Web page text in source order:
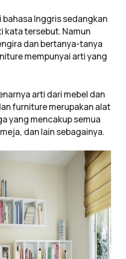
bahasa Inggris sedangkan
kata tersebut. Namun
dan bertanya-tanya
mempunyai arti yang
arti dari mebel dan
furniture merupakan alat
yang mencakup semua
dan lain sebagainya.